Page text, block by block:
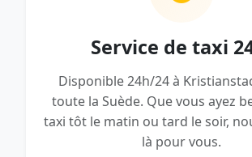
Service de taxi
Disponible 24h/24 à
toute la Suède. Que vous ayez
taxi tôt le matin ou tard le soir,
là pour vous.